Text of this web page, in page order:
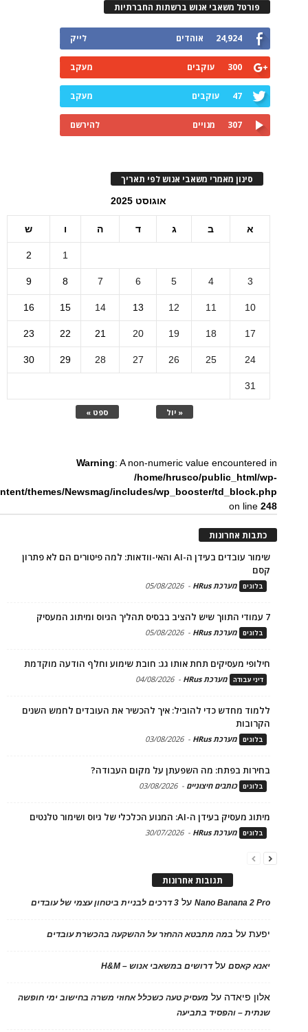
פורטל משאבי אנוש ברשתות החברתיות
24,924 אוהדים לייק
300 עוקבים מעקב
47 עוקבים מעקב
307 מנויים להירשם
סינון מאמרי משאבי אנוש לפי תאריך
אוגוסט 2025
א ב ג ד ה ו ש
« יול ספט »
1
2
3
4
5
6
7
8
9
10
11
12
13
14
15
16
17
18
19
20
21
22
23
24
25
26
27
28
29
30
31
Warning: A non-numeric value encountered in
/home/hrusco/public_html/wp-
themes/Newsmag/includes/wp_booster/td_block.php
on line248
כתבות אחרונות
שימור עובדים בעידן ה-AI והאי-וודאות: למה פיטורים הם לא פתרון
קסם
בלוגים מערכת HRus -
05/08/2026
7 עמודי התווך שיש להציב בבסיס תהליך הגיוס ומיתוג המעסיק
בלוגים מערכת HRus -
05/08/2026
חילופי מעסיקים תחת אותו גג: חובת שימוע וחלף הודעה מוקדמת
דיני עבודה מערכת HRus -
04/08/2026
ללמוד מחדש כדי להוביל: איך להכשיר את העובדים לחמש השנים
הקרובות
בלוגים מערכת HRus -
03/08/2026
בחירות בפתח: מה השפעתן על מקום העבודה?
בלוגים כותבים חיצוניים -
03/08/2026
מיתוג מעסיק בעידן ה-AI: המנוע הכלכלי של גיוס ושימור טלנטים
בלוגים מערכת HRus -
30/07/2026
תגובות אחרונות
Nano Banana 2 Proעל 3 דרכים לבניית ביטחון עצמי של עובדים
יפעתעל במה מתבטא ההחזר על ההשקעה בהכשרת עובדים
יאנא קאסםעלדרושים במשאבי אנוש – H&M
אלון פיאדה על מעסיק טעה כשכלל אחוזי משרה בחישוב ימי חופשה
שנתית – והפסיד בתביעה